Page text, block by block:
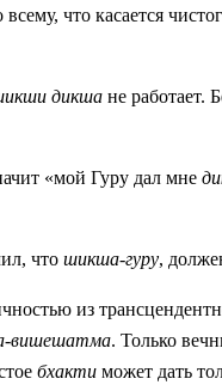
всему, что касается
дикша не работает.
«мой Гуру дал мне
что шикша-гуру,
из
вишешатма. Только
бхакти может дать